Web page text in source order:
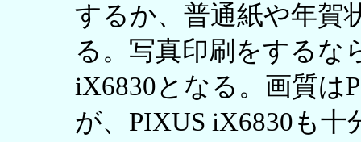
するか、普通紙や年賀
る。写真印刷をするな
iX6830となる。画質は
が、PIXUS iX6830も